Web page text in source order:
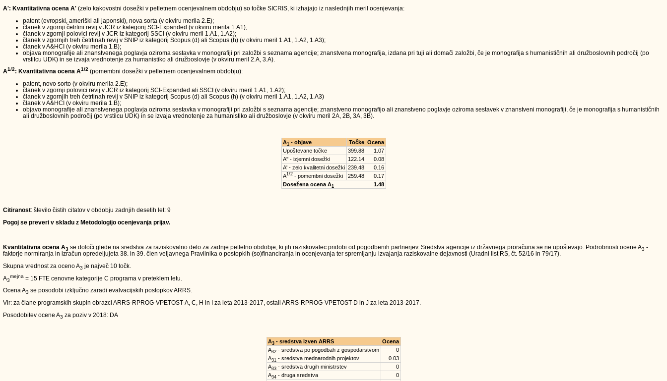
A': Kvantitativna ocena A' (zelo kakovostni dosežki v petletnem ocenjevalnem obdobju) so točke SICRIS, ki izhajajo iz naslednjih meril ocenjevanja:
patent (evropski, ameriški ali japonski), nova sorta (v okviru merila 2.E);
članek v zgornji četrtini revij v JCR iz kategorij SCI-Expanded (v okviru merila 1.A1);
članek v zgornji polovici revij v JCR iz kategorij SSCI (v okviru meril 1.A1, 1.A2);
članek v zgornjih treh četrtinah revij v SNIP iz kategorij Scopus (d) ali Scopus (h) (v okviru meril 1.A1, 1.A2, 1.A3);
članek v A&HCI (v okviru merila 1.B);
objava monografije ali znanstvenega poglavja oziroma sestavka v monografiji pri založbi s seznama agencije; znanstvena monografija, izdana pri tuji ali domači založbi, če je monografija s humanističnih ali družboslovnih področij (po
vrstilcu UDK) in se izvaja vrednotenje za humanistiko ali družboslovje (v okviru meril 2.A, 3.A).
A1/2: Kvantitativna ocena A1/2 (pomembni dosežki v petletnem ocenjevalnem obdobju):
patent, novo sorto (v okviru merila 2.E);
članek v zgornji polovici revij v JCR iz kategorij SCI-Expanded ali SSCI (v okviru meril 1.A1, 1.A2);
članek v zgornjih treh četrtinah revij v SNIP iz kategorij Scopus (d) ali Scopus (h) (v okviru meril 1.A1, 1.A2, 1.A3)
članek v A&HCI (v okviru merila 1.B);
objavo monografije ali znanstvenega poglavja oziroma sestavka v monografiji pri založbi s seznama agencije; znanstveno monografijo ali znanstveno poglavje oziroma sestavek v znanstveni monografiji, če je monografija s humanističnih
ali družboslovnih področij (po vrstilcu UDK) in se izvaja vrednotenje za humanistiko ali družboslovje (v okviru meril 2A, 2B, 3A, 3B).
A1 - objave Točke Ocena
Upoštevane točke
399.88
1.07
A'' - izjemni dosežki
122.14
0.08
A' - zelo kvalitetni dosežki 239.48
0.16
A1/2- pomembni dosežki 259.48
0.17
Dosežena ocena A1 1.48
Citiranost: število čistih citatov v obdobju zadnjih desetih let: 9
Pogoj se preveri v skladu z Metodologijo ocenjevanja prijav.
Kvantitativna ocena A3 se določi glede na sredstva za raziskovalno delo za zadnje petletno obdobje, ki jih raziskovalec pridobi od pogodbenih partnerjev. Sredstva agencije iz državnega proračuna se ne upoštevajo. Podrobnosti ocene A3 -
faktorje normiranja in izračun opredeljujeta 38. in 39. člen veljavnega Pravilnika o postopkih (so)financiranja in ocenjevanja ter spremljanju izvajanja raziskovalne dejavnosti (Uradni list RS, čt. 52/16 in 79/17).
Skupna vrednost za oceno A3 je največ 10 točk.
A3
mejna = 15 FTE cenovne kategorije C programa v preteklem letu.
Ocena A3 se posodobi izključno zaradi evalvacijskih postopkov ARRS.
Vir: za člane programskih skupin obrazci ARRS-RPROG-VPETOST-A, C, H in I za leta 2013-2017, ostali ARRS-RPROG-VPETOST-D in J za leta 2013-2017.
Posodobitev ocene A3 za poziv v 2018: DA
A3- sredstva izven ARRS
Ocena
A32- sredstva po pogodbah z gospodarstvom
0
A31 - sredstva mednarodnih projektov
0.03
A33- sredstva drugih ministrstev
0
A34 - druga sredstva
0